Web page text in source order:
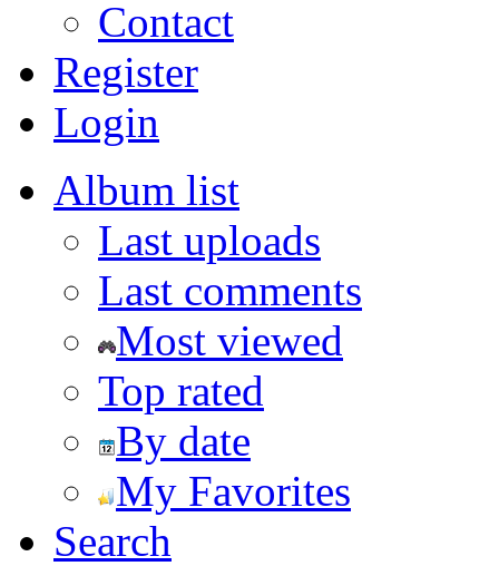
Contact
Register
Login
Album list
Last uploads
Last comments
Most viewed
Top rated
By date
My Favorites
Search